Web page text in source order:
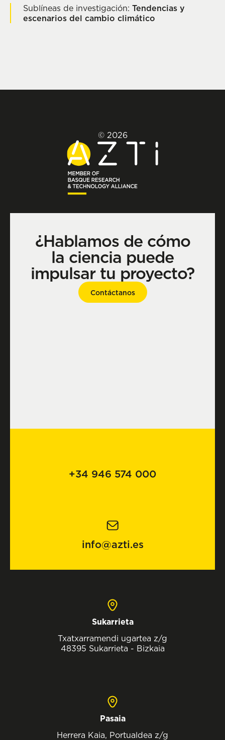
Sublíneas de investigación: Tendencias y
escenarios del cambio climático
© 2026
¿Hablamos de cómo
la ciencia puede
impulsar tu proyecto?
Contáctanos
+34 946 574 000
info@azti.es
Sukarrieta
Txatxarramendi ugartea z/g
48395 Sukarrieta - Bizkaia
Pasaia
Herrera Kaia, Portualdea z/g